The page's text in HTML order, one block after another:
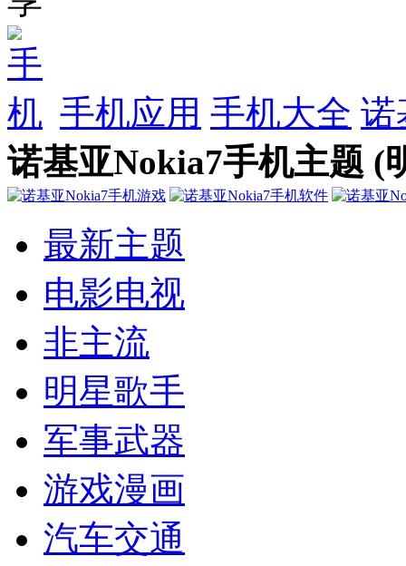
手机应用 手机大全 诺
诺基亚Nokia7手机主题 (
最新主题
电影电视
非主流
明星歌手
军事武器
游戏漫画
汽车交通